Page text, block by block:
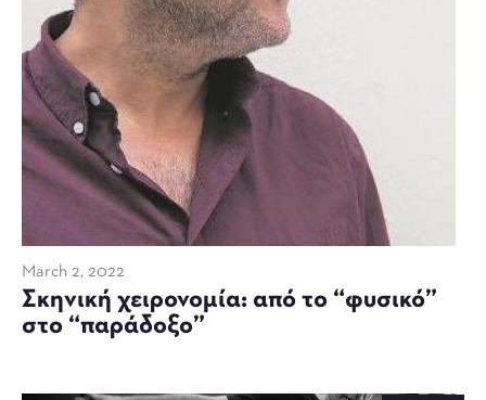
March 2, 2022
Σκηνική χειρονομία: από το “φυσικό”
στο “παράδοξο”